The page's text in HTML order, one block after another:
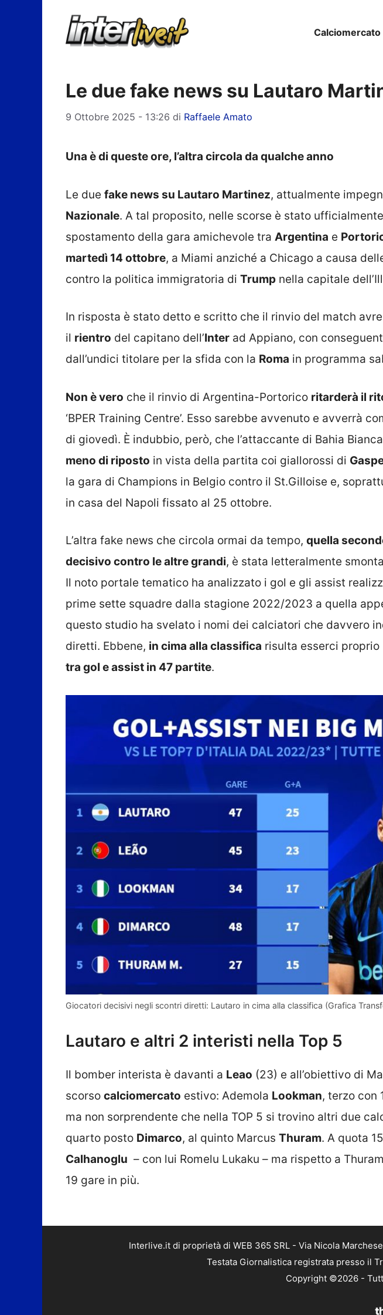
Calciomercato
Le due fake news su Lautaro
9 Ottobre 2025 - 13:26 di Raffaele Amato
Una è di queste ore, l’altra circola da qualche anno
Le due fake news su Lautaro Martinez, attualmente
Nazionale. A tal proposito, nelle scorse è stato
spostamento della gara amichevole tra Argentina e
martedì 14 ottobre, a Miami anziché a Chicago a causa
contro la politica immigratoria di Trump nella capitale
In risposta è stato detto e scritto che il rinvio del match
il rientro del capitano dell’Inter ad Appiano, con
dall’undici titolare per la sfida con la Roma in programma
Non è vero che il rinvio di Argentina-Portorico ritarderà il
‘BPER Training Centre’. Esso sarebbe avvenuto e avverrà
di giovedì. È indubbio, però, che l’attaccante di Bahia
meno di riposto in vista della partita coi giallorossi di
la gara di Champions in Belgio contro il St.Gilloise e,
in casa del Napoli fissato al 25 ottobre.
L’altra fake news che circola ormai da tempo, quella
decisivo contro le altre grandi, è stata letteralmente
Il noto portale tematico ha analizzato i gol e gli assist
prime sette squadre dalla stagione 2022/2023 a quella
questo studio ha svelato i nomi dei calciatori che davvero
diretti. Ebbene, in cima alla classifica risulta esserci proprio
tra gol e assist in 47 partite.
Giocatori decisivi negli scontri diretti: Lautaro in cima alla classifica (Grafica
Lautaro e altri 2 interisti nella Top 5
Il bomber interista è davanti a Leao (23) e all’obiettivo di
scorso calciomercato estivo: Ademola Lookman, terzo con
ma non sorprendente che nella TOP 5 si trovino altri due
quarto posto Dimarco, al quinto Marcus Thuram. A quota
Calhanoglu – con lui Romelu Lukaku – ma rispetto a
19 gare in più.
Interlive.it di proprietà di WEB 365 SRL - Via Nicola
Testata Giornalistica registrata presso il
Copyright ©2026 -